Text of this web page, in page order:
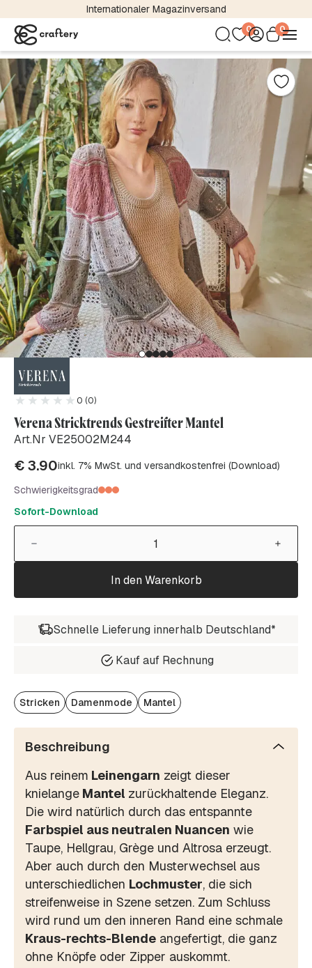
Internationaler Magazinversand
0 0
0 (0)
Verena Stricktrends Gestreifter Mantel
Art.Nr VE25002M244
€3.90inkl. 7% MwSt. und versandkostenfrei (Download)
Schwierigkeitsgrad
Sofort-Download
In den Warenkorb
Schnelle Lieferung innerhalb Deutschland*
Kauf auf Rechnung
Stricken Damenmode Mantel
Beschreibung
Aus reinem Leinengarn zeigt dieser
knielange Mantel zurückhaltende Eleganz.
Die wird natürlich durch das entspannte
Farbspiel aus neutralen Nuancen wie
Taupe, Hellgrau, Grège und Altrosa erzeugt.
Aber auch durch den Musterwechsel aus
unterschiedlichen Lochmuster, die sich
streifenweise in Szene setzen. Zum Schluss
wird rund um den inneren Rand eine schmale
Kraus-rechts-Blende angefertigt, die ganz
ohne Knöpfe oder Zipper auskommt.